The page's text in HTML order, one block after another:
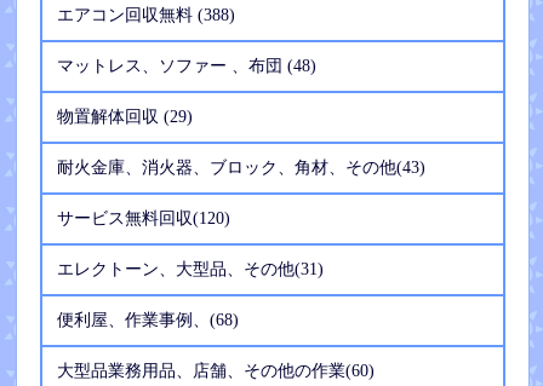
エアコン回収無料 (388)
マットレス、ソファー 、布団 (48)
物置解体回収 (29)
耐火金庫、消火器、ブロック、角材、その他(43)
サービス無料回収(120)
エレクトーン、大型品、その他(31)
便利屋、作業事例、(68)
大型品業務用品、店舗、その他の作業(60)